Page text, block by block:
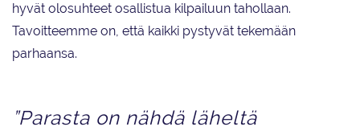
hyvät olosuhteet osallistua kilpailuun tahollaan.
Tavoitteemme on, että kaikki pystyvät tekemään
parhaansa.
”Parasta on nähdä läheltä